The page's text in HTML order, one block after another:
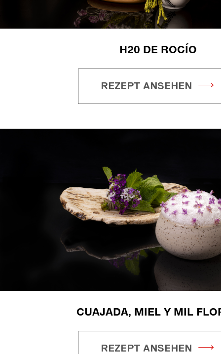
H20 DE ROCÍO
REZEPT ANSEHEN
CUAJADA, MIEL Y MIL
REZEPT ANSEHEN